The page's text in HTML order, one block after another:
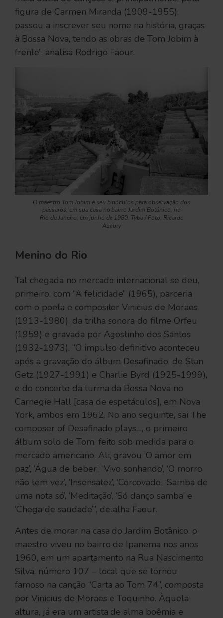
figura de Carmen Miranda (1909-1955),
passou a inscrever seu nome na história, graças
à Bossa Nova, tendo as obras de Tom Jobim à
frente”, analisa Rodrigo Faour.
O maestro Tom Jobim e seu binóculos para observação dos
pássaros, em sua casa no bairro Jardim Botânico, no
Rio de Janeiro, em junho de 1980. Tyba / Foto: Ricardo
Azoury
Menino do Rio
Tal chegada no mercado internacional se deu,
primeiro, com “A felicidade” (1965), parceria
com o poeta e compositor Vinicius de Moraes
(1913-1980), da trilha sonora do filme Orfeu
(1959) e gravada por Agostinho dos Santos
(1932-1973). “O impulso definitivo aconteceu
após a gravação do álbum Desafinado, de Stan
Getz (1927-1991) e Charlie Byrd (1925-1999),
e do concerto da turma da Bossa Nova no
Carnegie Hall [casa de espetáculos], em Nova
York, ambos em 1962. No ano seguinte, sai The
composer of Desafinado plays…, o primeiro
álbum solo de Tom, feito sob medida para o
mercado americano. Ali, gravou ‘O amor em
paz’, ‘Água de beber’, ‘Vivo sonhando’, ‘O morro
não tem vez’, ‘Insensatez’, ‘Corcovado’, ‘Samba de
uma nota só’, ‘Meditação’, ‘Só danço samba’ e
‘Chega de saudade’”, detalha Faour.
Antes de morar na casa do Jardim Botânico, o
maestro viveu no bairro de Ipanema nos anos
1960, em um apartamento na Rua Nascimento
Silva, número 107 – local que se tornou
famoso na canção “Carta ao Tom 74”, composta
por Vinicius de Moraes e Toquinho. Àquela
altura, já era um artista de alma boêmia e